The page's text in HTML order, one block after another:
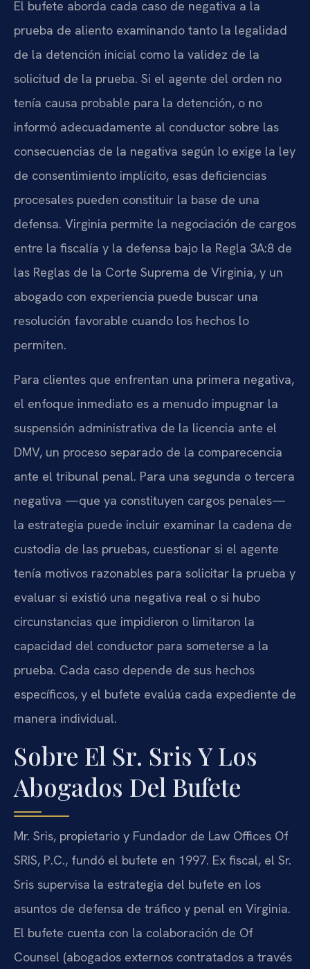
El bufete aborda cada caso de negativa a la
prueba de aliento examinando tanto la legalidad
de la detención inicial como la validez de la
solicitud de la prueba. Si el agente del orden no
tenía causa probable para la detención, o no
informó adecuadamente al conductor sobre las
consecuencias de la negativa según lo exige la ley
de consentimiento implícito, esas deficiencias
procesales pueden constituir la base de una
defensa. Virginia permite la negociación de cargos
entre la fiscalía y la defensa bajo la Regla 3A:8 de
las Reglas de la Corte Suprema de Virginia, y un
abogado con experiencia puede buscar una
resolución favorable cuando los hechos lo
permiten.
Para clientes que enfrentan una primera negativa,
el enfoque inmediato es a menudo impugnar la
suspensión administrativa de la licencia ante el
DMV, un proceso separado de la comparecencia
ante el tribunal penal. Para una segunda o tercera
negativa —que ya constituyen cargos penales—
la estrategia puede incluir examinar la cadena de
custodia de las pruebas, cuestionar si el agente
tenía motivos razonables para solicitar la prueba y
evaluar si existió una negativa real o si hubo
circunstancias que impidieron o limitaron la
capacidad del conductor para someterse a la
prueba. Cada caso depende de sus hechos
específicos, y el bufete evalúa cada expediente de
manera individual.
Sobre El Sr. Sris Y Los
Abogados Del Bufete
Mr. Sris, propietario y Fundador de Law Offices Of
SRIS, P.C., fundó el bufete en 1997. Ex fiscal, el Sr.
Sris supervisa la estrategia del bufete en los
asuntos de defensa de tráfico y penal en Virginia.
El bufete cuenta con la colaboración de Of
Counsel (abogados externos contratados a través